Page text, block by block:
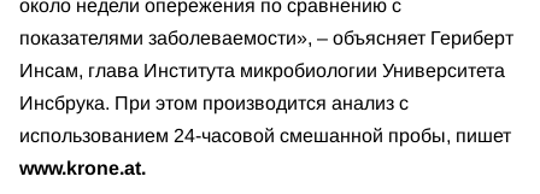
около недели опережения по сравнению с
показателями заболеваемости», – объясняет Гериберт
Инсам, глава Института микробиологии Университета
Инсбрука. При этом производится анализ с
использованием 24-часовой смешанной пробы, пишет
www.krone.at.